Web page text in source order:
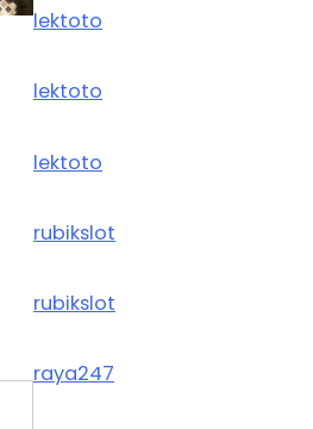
lektoto
lektoto
lektoto
rubikslot
rubikslot
raya247